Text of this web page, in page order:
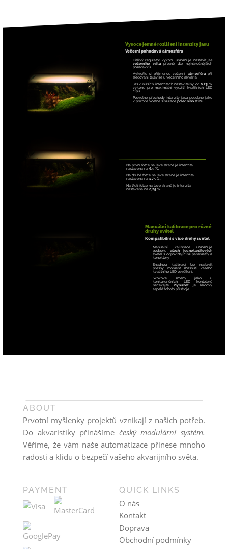
Vysoce jemné rozlišení intenzity jasu
Večerní pohodová atmosféra
Citlivý regulátor výkonu umožňuje nastavit jas
večerního svitupřesně dle nejnáročnějších
požadavků.
Vytvořte si příjmenou večerní atmosférupři
sledováni televize u večerního akvária.
Jas v nižších intenzitách nastavitelný od0,25 %
výkonu pro maximální využití kvalitních LED
čipů.
Pozvolné přechody intenzity jasu podobné jako
v přírodě včetně simulace poledního stínu.
Na první fotce na levé straně je intenzita
nastavena na 6,5 %.
Na druhé fotce na levé straně je intenzita
nastavena na 1.75 %.
Na třetí fotce na levé straně je intenzita
nastavena na 0,25 %.
Manuální kalibrace pro různé
druhy světel
Kompatibilní s více druhy světel
Manuální kalibrace umožňuje
podporuvšech jednokanálových
světel s odpovídajícími parametry a
konektory.
Snadnou kalibrací lze nastavit
přesný moment zhasnutí vašeho
kvalitního LED osvětlení.
Skokové změny jako u
konkurenčních LED kontolerů
nečekejte.Plynulost je klíčový
aspekt tohoto přístroje.
ABOUT
Prvotní myšlenky projektů vznikají z našich potřeb.
Do akvaristiky přinášíme český modulární systém.
Věříme, že vám naše automatizace přinese mnoho
radosti a klidu o bezpečí vašeho akvarijního světa.
PAYMENT QUICK LINKS
O nás
Kontakt
Doprava
Obchodní podmínky